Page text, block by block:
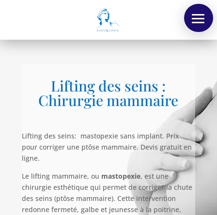
Lifting des seins :
Chirurgie mammaire
Lifting des seins: mastopexie sans implant. Prix
pour corriger une ptôse mammaire. Devis gratuit en
ligne.
Le lifting mammaire, ou mastopexie, est une
chirurgie esthétique qui permet de corriger la chute
des seins (ptôse mammaire). Cette intervention
redonne fermeté, galbe et jeunesse à la poitrine,